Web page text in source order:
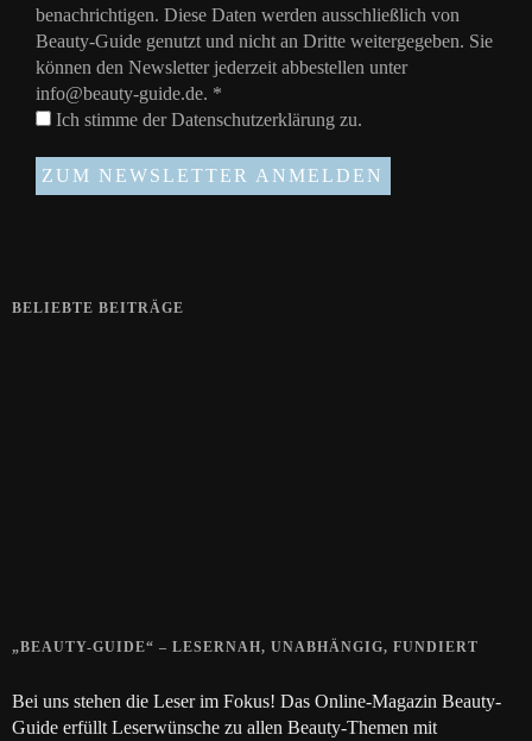
benachrichtigen. Diese Daten werden ausschließlich von
Beauty-Guide genutzt und nicht an Dritte weitergegeben. Sie
können den Newsletter jederzeit abbestellen unter
info@beauty-guide.de. *
Ich stimme derDatenschutzerklärung zu.
BELIEBTE BEITRÄGE
„BEAUTY-GUIDE“ – LESERNAH, UNABHÄNGIG, FUNDIERT
Bei uns stehen die Leser im Fokus! Das Online-Magazin Beauty-
Guide erfüllt Leserwünsche zu allen Beauty-Themen mit